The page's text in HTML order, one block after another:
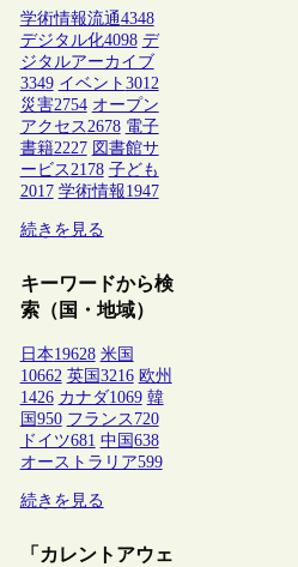
学術情報流通4348
デジタル化4098 デ
ジタルアーカイブ
3349 イベント 3012
災害2754 オープン
アクセス 2678 電子
書籍2227 図書館サ
ービス 2178 子ども
2017 学術情報1947
続きを見る
キーワードから検
索（国・地域）
日本19628 米国
10662 英国3216 欧州
1426 カナダ1069 韓
国950 フランス 720
ドイツ681 中国638
オーストラリア599
続きを見る
「カレントアウェ